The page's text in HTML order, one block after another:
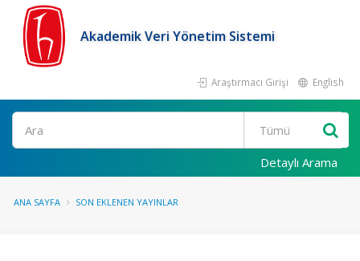
Akademik Veri Yönetim Sistemi
Araştırmacı Girişi English
Ara
Detaylı Arama
ANA SAYFA SON EKLENEN YAYINLAR